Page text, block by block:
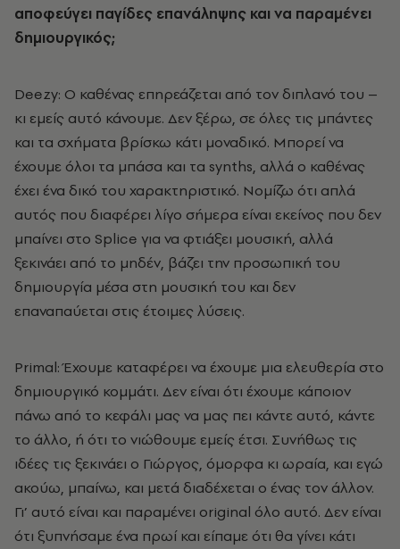
αποφεύγει παγίδες επανάληψης και να παραμένει
δημιουργικός;
Deezy: Ο καθένας επηρεάζεται από τον διπλανό του –
κι εμείς αυτό κάνουμε. Δεν ξέρω, σε όλες τις μπάντες
και τα σχήματα βρίσκω κάτι μοναδικό. Μπορεί να
έχουμε όλοι τα μπάσα και τα synths, αλλά ο καθένας
έχει ένα δικό του χαρακτηριστικό. Νομίζω ότι απλά
αυτός που διαφέρει λίγο σήμερα είναι εκείνος που δεν
μπαίνει στο Splice για να φτιάξει μουσική, αλλά
ξεκινάει από το μηδέν, βάζει την προσωπική του
δημιουργία μέσα στη μουσική του και δεν
επαναπαύεται στις έτοιμες λύσεις.
Primal: Έχουμε καταφέρει να έχουμε μια ελευθερία στο
δημιουργικό κομμάτι. Δεν είναι ότι έχουμε κάποιον
πάνω από το κεφάλι μας να μας πει κάντε αυτό, κάντε
το άλλο, ή ότι το νιώθουμε εμείς έτσι. Συνήθως τις
ιδέες τις ξεκινάει ο Γιώργος, όμορφα κι ωραία, και εγώ
ακούω, μπαίνω, και μετά διαδέχεται ο ένας τον άλλον.
Γι’ αυτό είναι και παραμένει original όλο αυτό. Δεν είναι
ότι ξυπνήσαμε ένα πρωί και είπαμε ότι θα γίνει κάτι